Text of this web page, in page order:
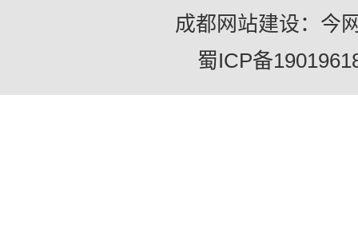
成都网站建设：今
蜀ICP备